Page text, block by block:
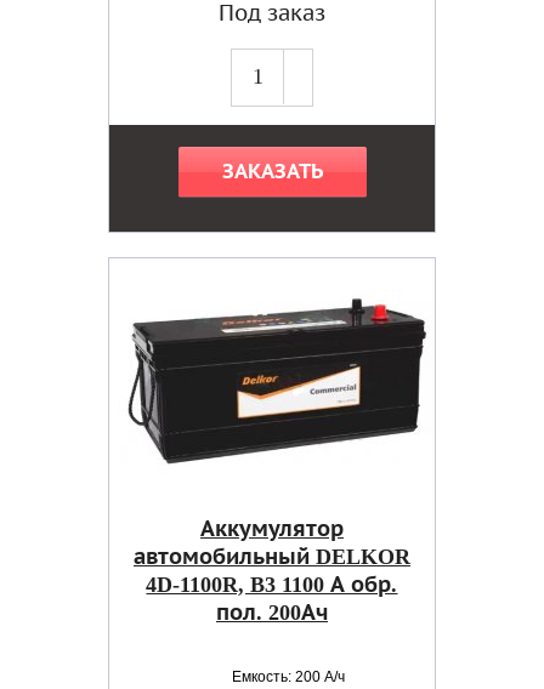
Под заказ
ЗАКАЗАТЬ
Аккумулятор
автомобильный DELKOR
4D-1100R, B3 1100 А обр.
пол. 200Ач
Емкость: 200 А/ч